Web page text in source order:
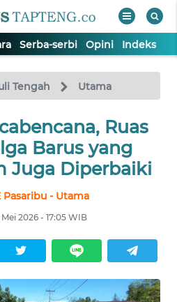
Serba-serbi Opini Indeks
Tengah Utama
Ruas
Barus yang
Juga Diperbaiki
Pasaribu - Utama
2026 - 17:05 WIB